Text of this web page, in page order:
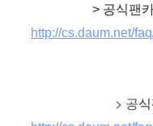
> 공식팬
http://cs.daum.net/
> 공식